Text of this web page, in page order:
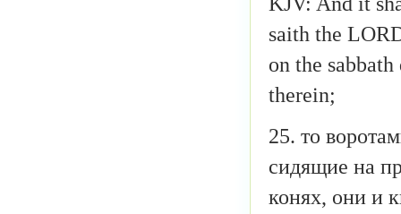
saith the
on the
therein;
25. то
сидящие на
конях, они и